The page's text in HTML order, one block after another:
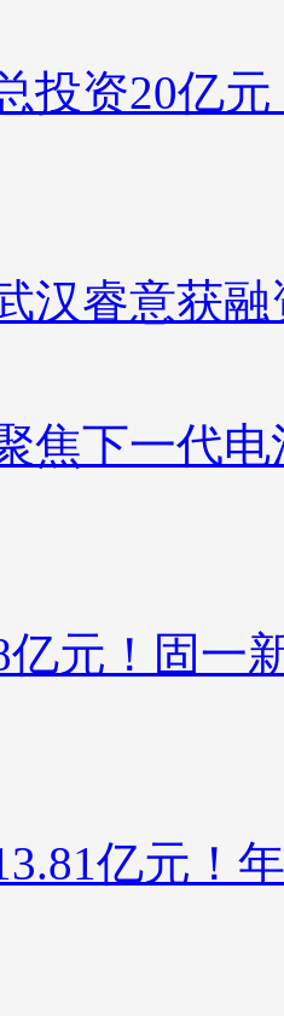
投资20亿
汉睿意获
焦下一代
亿元！固一
亿元！